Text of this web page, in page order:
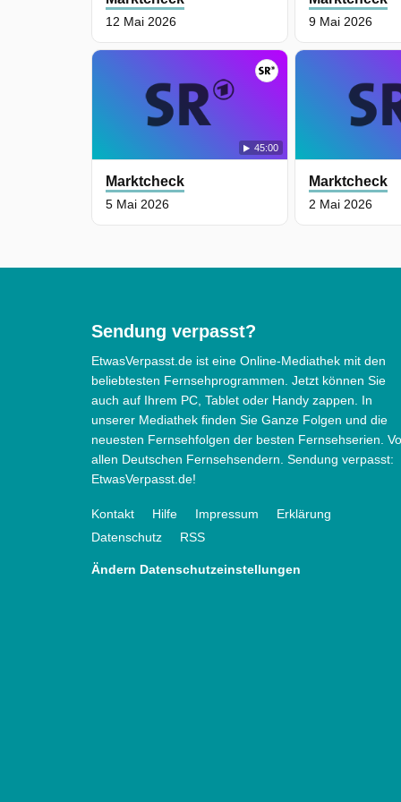
Pelzankäufer bieten viel Geld für Omas
alten Nerz. Das Angebot dient jedoch
nur als Lockmittel: In Wirklichkeit geht
es um Gold. Vor Abzocke wird von
Verbraucherschützern und der Polizei
ausdrücklich gewarnt.
Marktcheck wurde auf SR ausgestrahlt
am Dienstag 7 April 2026, 20:15 Uhr.
12 Mai 2026 9 Mai 2026
45:00
Marktcheck
5 Mai 2026
Marktcheck
2 Mai 2026
Sendung verpasst?
EtwasVerpasst.de ist eine Online-Mediathek mit den
beliebtesten Fernsehprogrammen. Jetzt können Sie
auch auf Ihrem PC, Tablet oder Handy zappen. In
unserer Mediathek finden Sie Ganze Folgen und die
neuesten Fernsehfolgen der besten Fernsehserien.
allen Deutschen Fernsehsendern. Sendung verpasst:
EtwasVerpasst.de!
Kontakt Hilfe Impressum
Erklärung
Datenschutz
RSS
Ändern Datenschutzeinstellungen